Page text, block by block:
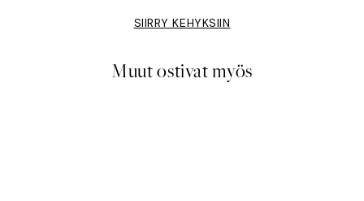
SIIRRY KEHYKSIIN
Muut ostivat myös